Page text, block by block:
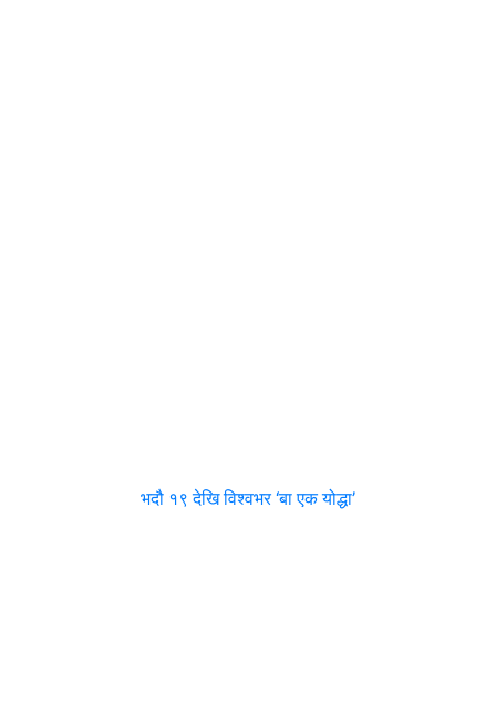
भदौ १९ देखि विश्वभर ‘बा एक योद्धा’